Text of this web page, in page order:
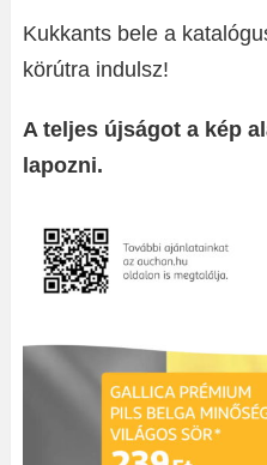
Kukkants bele a
körútra indulsz!
A teljes újságot a kép
lapozni.